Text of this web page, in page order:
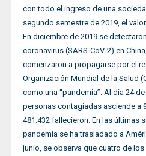
con todo el ingreso de una
segundo semestre de 2019, el
En diciembre de 2019 se
coronavirus (SARS-CoV-2) en
comenzaron a propagarse por el
Organización Mundial de la Salud
como una “pandemia”. Al día 24
personas contagiadas asciende a
481.432 fallecieron. En las últimas
pandemia se ha trasladado a
junio, se observa que cuatro de